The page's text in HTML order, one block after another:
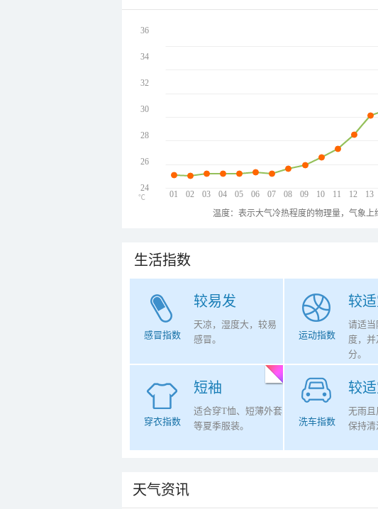
01 02 03 04 05 06 07 08 09 10 11 12 13
36
34
32
30
28
26
24
℃
温度：表示大气冷热程度的物理量，气象上
生活指数
较易发
感冒指数
天凉，湿度大，较易
感冒。
较
运动指数
请适当
度，
分。
短袖
穿衣指数
适合穿T恤、短薄外套
等夏季服装。
较
洗车指数
无雨且
保持清
天气资讯